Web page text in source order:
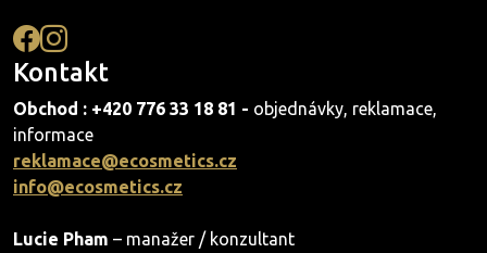
Kontakt
Obchod : +420 776 33 18 81 - objednávky, reklamace,
informace
reklamace@ecosmetics.cz
info@ecosmetics.cz
Lucie Pham – manažer / konzultant